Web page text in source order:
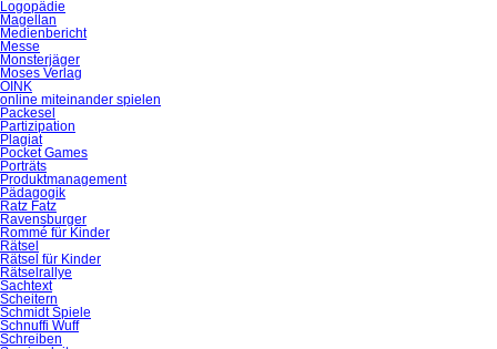
Logopädie
Magellan
Medienbericht
Messe
Monsterjäger
Moses Verlag
OINK
online miteinander spielen
Packesel
Partizipation
Plagiat
Pocket Games
Porträts
Produktmanagement
Pädagogik
Ratz Fatz
Ravensburger
Rommé für Kinder
Rätsel
Rätsel für Kinder
Rätselrallye
Sachtext
Scheitern
Schmidt Spiele
Schnuffi Wuff
Schreiben